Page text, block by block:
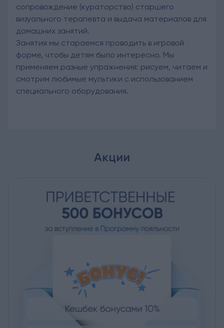
сопровождение (кураторство) старшего
визуального терапевта и выдача материалов для
домашних занятий.
Занятия мы стараемся проводить в игровой
форме, чтобы детям было интересно. Мы
применяем разные упражнения: рисуем, читаем и
смотрим любимые мультики с использованием
специального оборудования.
Акции